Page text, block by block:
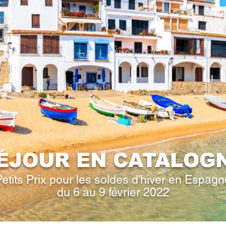
EN
Prix pour les soldes d'hiver en
du 6 au 9 février 2022